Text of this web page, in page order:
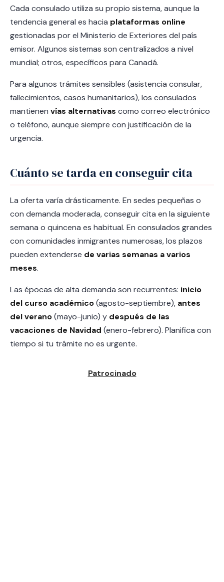
Cada consulado utiliza su propio sistema, aunque la
tendencia general es hacia plataformas online
gestionadas por el Ministerio de Exteriores del país
emisor. Algunos sistemas son centralizados a nivel
mundial; otros, específicos para Canadá.
Para algunos trámites sensibles (asistencia consular,
fallecimientos, casos humanitarios), los consulados
mantienen vías alternativas como correo electrónico
o teléfono, aunque siempre con justificación de la
urgencia.
Cuánto se tarda en conseguir cita
La oferta varía drásticamente. En sedes pequeñas o
con demanda moderada, conseguir cita en la siguiente
semana o quincena es habitual. En consulados grandes
con comunidades inmigrantes numerosas, los plazos
pueden extenderse de varias semanas a varios
meses.
Las épocas de alta demanda son recurrentes: inicio
del curso académico(agosto-septiembre), antes
del verano(mayo-junio) y después de las
vacaciones de Navidad (enero-febrero). Planifica con
tiempo si tu trámite no es urgente.